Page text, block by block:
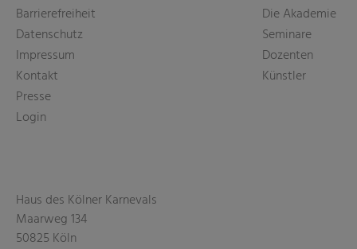
Barrierefreiheit
Datenschutz
Impressum
Kontakt
Presse
Login
Die Akademie
Seminare
Dozenten
Künstler
Haus des Kölner Karnevals
Maarweg 134
50825 Köln